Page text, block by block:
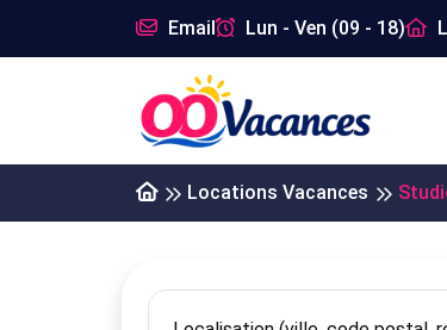
Email Lun - Ven (09 - 18)
Locations Vacances